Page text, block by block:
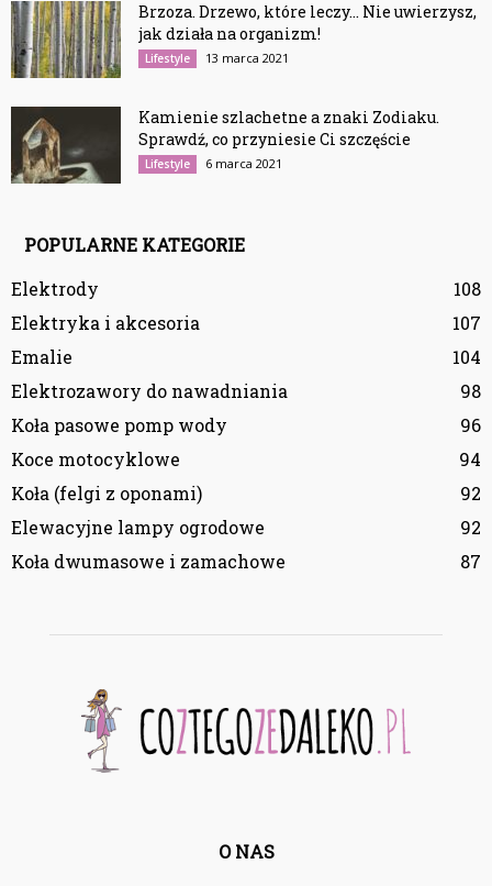
Brzoza. Drzewo, które leczy… Nie uwierzysz,
jak działa na organizm!
Lifestyle 13 marca 2021
Kamienie szlachetne a znaki Zodiaku.
Sprawdź, co przyniesie Ci szczęście
Lifestyle 6 marca 2021
POPULARNE KATEGORIE
Elektrody
108
Elektryka i akcesoria
107
Emalie
104
Elektrozawory do nawadniania
98
Koła pasowe pomp wody
96
Koce motocyklowe
94
Koła (felgi z oponami)
92
Elewacyjne lampy ogrodowe
92
Koła dwumasowe i zamachowe
87
O NAS